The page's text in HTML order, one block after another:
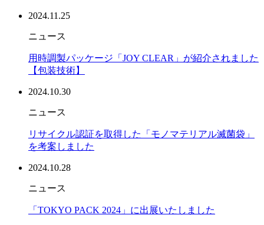
2024.11.25
ニュース
用時調製パッケージ「JOY CLEAR」が紹介されました
【包装技術】
2024.10.30
ニュース
リサイクル認証を取得した「モノマテリアル滅菌袋」
を考案しました
2024.10.28
ニュース
「TOKYO PACK 2024」に出展いたしました